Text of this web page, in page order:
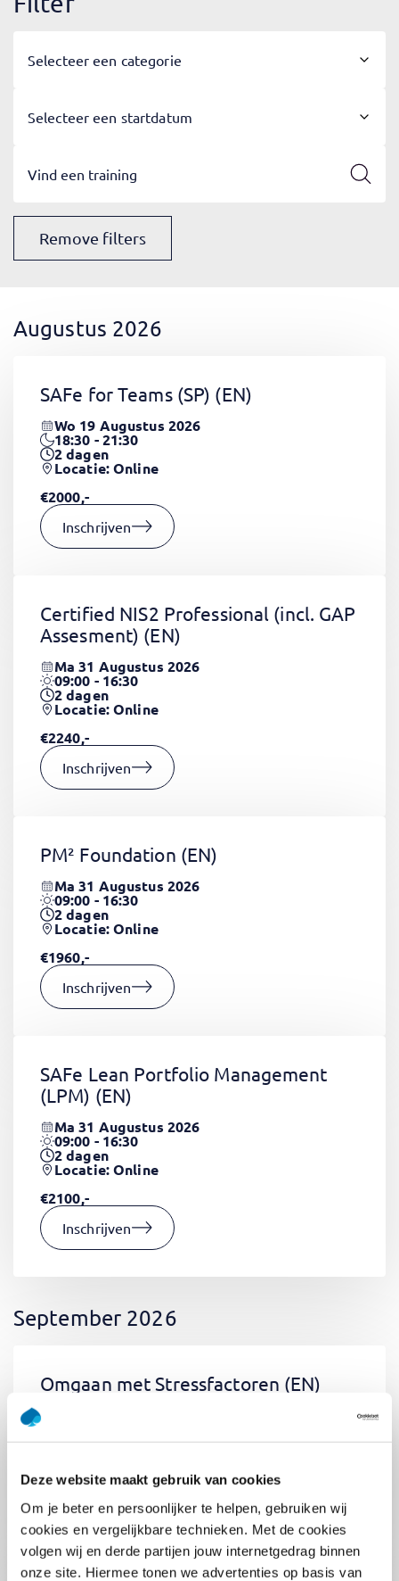
Deze website maakt gebruik van cookies
Om je beter en persoonlijker te helpen, gebruiken wij
cookies en vergelijkbare technieken. Met de cookies
volgen wij en derde partijen jouw internetgedrag binnen
onze site. Hiermee tonen we advertenties op basis van
Selecteer een categorie
Selecteer een startdatum
Remove filters
Augustus 2026
SAFe for Teams (SP) (EN)
Wo 19 Augustus 2026
18:30 - 21:30
2dagen
Locatie: Online
€2000,-
Inschrijven
Certified NIS2 Professional (incl. GAP
Assesment) (EN)
Ma 31 Augustus 2026
09:00 - 16:30
2dagen
Locatie: Online
€2240,-
Inschrijven
PM² Foundation (EN)
Ma 31 Augustus 2026
09:00 - 16:30
2dagen
Locatie: Online
€1960,-
Inschrijven
SAFe Lean Portfolio Management
(LPM) (EN)
Ma 31 Augustus 2026
09:00 - 16:30
2dagen
Locatie: Online
€2100,-
Inschrijven
September 2026
Omgaan met Stressfactoren (EN)
0.5dag
€400,-
Inschrijven